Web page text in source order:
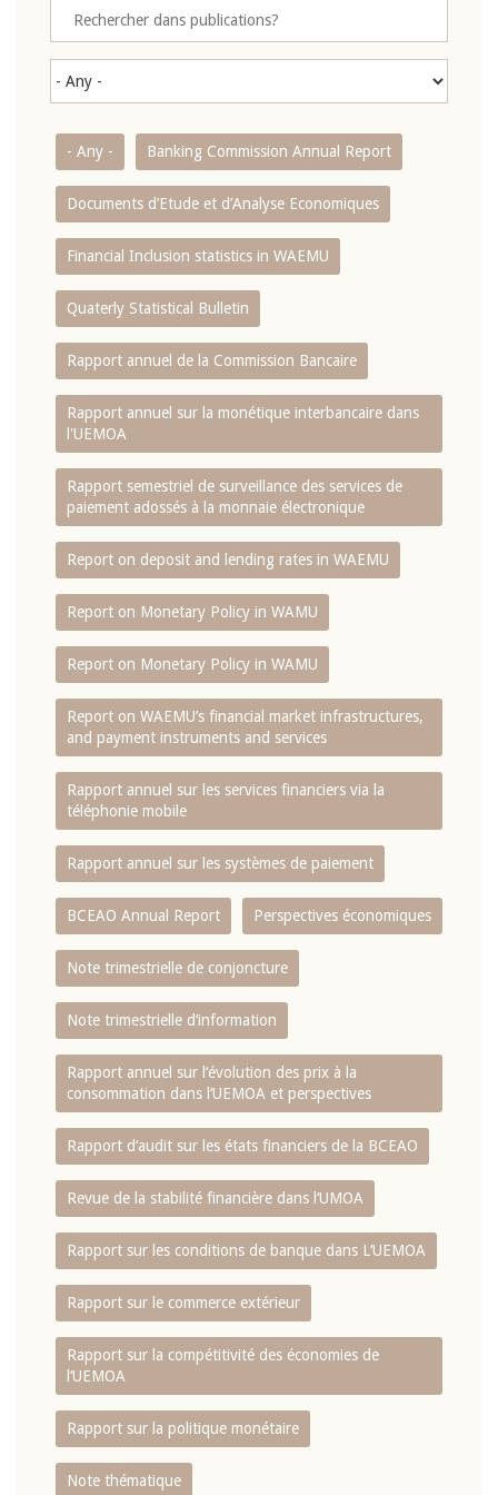
- Any - Banking Commission Annual Report
Documents d’Etude et d’Analyse Economiques
Financial Inclusion statistics in WAEMU
Quaterly Statistical Bulletin
Rapport annuel de la Commission Bancaire
Rapport annuel sur la monétique interbancaire dans
l'UEMOA
Rapport semestriel de surveillance des services de
paiement adossés à la monnaie électronique
Report on deposit and lending rates in WAEMU
Report on Monetary Policy in WAMU
Report on Monetary Policy in WAMU
Report on WAEMU’s financial market infrastructures,
and payment instruments and services
Rapport annuel sur les services financiers via la
téléphonie mobile
Rapport annuel sur les systèmes de paiement
BCEAO Annual Report Perspectives économiques
Note trimestrielle de conjoncture
Note trimestrielle d‘information
Rapport annuel sur l‘évolution des prix à la
consommation dans l‘UEMOA et perspectives
Rapport d‘audit sur les états financiers de la BCEAO
Revue de la stabilité financière dans l‘UMOA
Rapport sur les conditions de banque dans L‘UEMOA
Rapport sur le commerce extérieur
Rapport sur la compétitivité des économies de
l‘UEMOA
Rapport sur la politique monétaire
Note thématique